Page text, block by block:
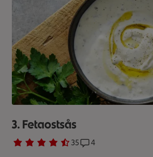
3. Fetaostsås
Betyg 4.3 av 5. 35
35 personer har röstatReceptet har 4
4